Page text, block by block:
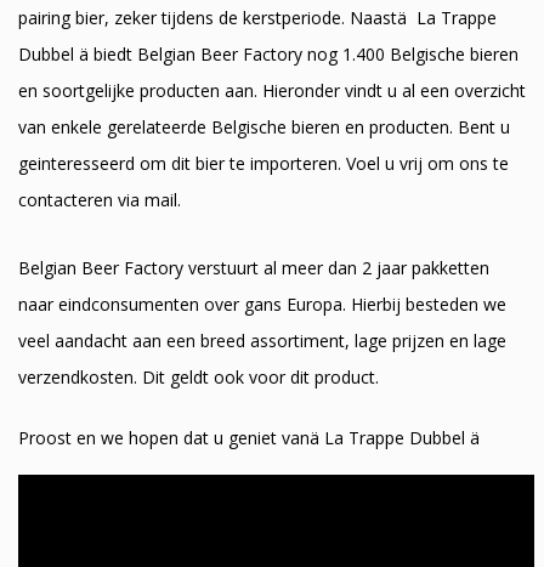
pairing bier, zeker tijdens de kerstperiode. Naastä La Trappe
Dubbel ä biedt Belgian Beer Factory nog 1.400 Belgische bieren
en soortgelijke producten aan. Hieronder vindt u al een overzicht
van enkele gerelateerde Belgische bieren en producten. Bent u
geinteresseerd om dit bier te importeren. Voel u vrij om ons te
contacteren via mail.
Belgian Beer Factory verstuurt al meer dan 2 jaar pakketten
naar eindconsumenten over gans Europa. Hierbij besteden we
veel aandacht aan een breed assortiment, lage prijzen en lage
verzendkosten. Dit geldt ook voor dit product.
Proost en we hopen dat u geniet vanä La Trappe Dubbel ä